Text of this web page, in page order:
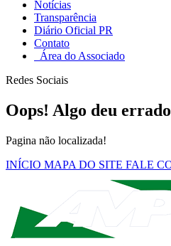
Notícias
Transparência
Diário Oficial PR
Contato
Área do Associado
Redes Sociais
Oops! Algo deu
Pagina não localizada!
INÍCIO MAPA DO SITE FALE